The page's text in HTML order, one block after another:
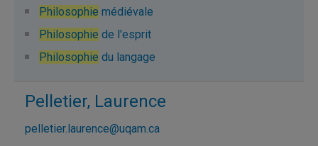
Philosophie médiévale
Philosophie de l'esprit
Philosophie du langage
Pelletier, Laurence
pelletier.laurence@uqam.ca